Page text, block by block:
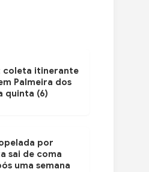
coleta itinerante
Palmeira dos
quinta (6)
por
sai de coma
uma semana